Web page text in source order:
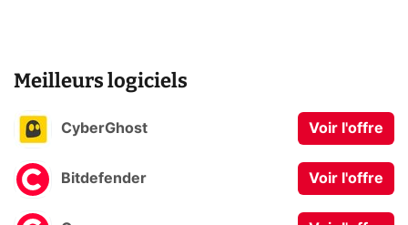
Meilleurs logiciels
CyberGhost Voir l'offre
Bitdefender Voir l'offre